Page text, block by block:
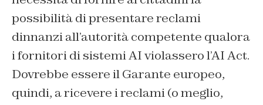
possibilità di presentare reclami
dinnanzi all’autorità competente qualora
i fornitori di sistemi AI violassero l’AI Act.
Dovrebbe essere il Garante europeo,
quindi, a ricevere i reclami (o meglio,